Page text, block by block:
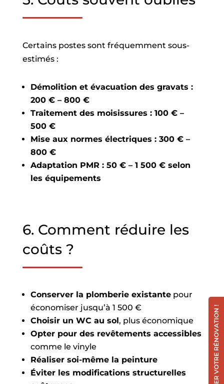
Certains postes sont fréquemment sous-
estimés :
Démolition et évacuation des gravats :
200 € – 800 €
Traitement des moisissures : 100 € –
500 €
Mise aux normes électriques : 300 € –
800 €
Adaptation PMR : 50 € – 1 500 € selon
les équipements
6. Comment réduire les
coûts ?
Conserver la plomberie existantepour
économiser jusqu’à 1 500 €
Choisir un WC au sol, plus économique
Opter pour des revêtements accessibles
comme le vinyle
Réaliser soi-même la peinture
Éviter les modifications structurelles
ESTIMER VOTRE RÉNOVATION !